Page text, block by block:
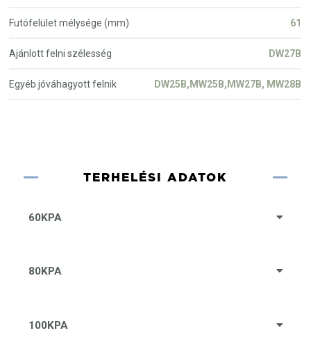
Futófelület mélysége (mm) 61
Ajánlott felni szélesség DW27B
Egyéb jóváhagyott felnik DW25B,MW25B,MW27B, MW28B
TERHELÉSI ADATOK
60KPA
80KPA
100KPA